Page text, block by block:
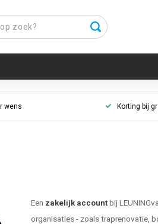
wens Korting bij
Een zakelijk accountbij
organisaties - zoals traprenovatie,